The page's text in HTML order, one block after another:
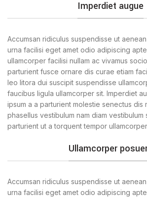
Imperdiet augue
Accumsan ridiculus suspendisse ut
urna facilisi eget amet odio adipiscing
ullamcorper facilisi nullam ac vivamus
parturient fusce ornare dis curae etiam
leo litora dui suscipit suspendisse
faucibus ligula ullamcorper sit. Imperdiet
ipsum a a parturient molestie senectus dis
phasellus vestibulum nam diam
parturient ut a torquent tempor
Ullamcorper
Accumsan ridiculus suspendisse ut
urna facilisi eget amet odio adipiscing